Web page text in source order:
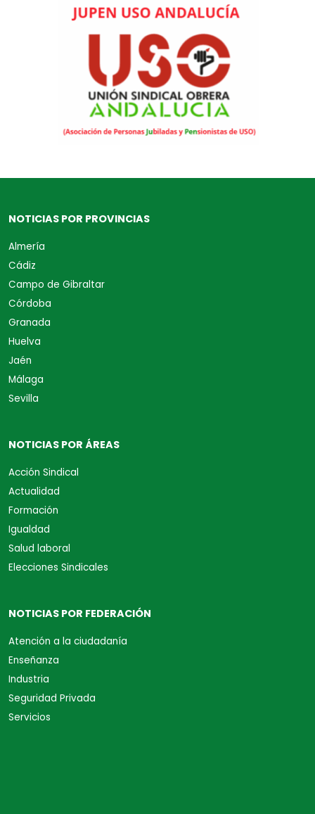
NOTICIAS POR PROVINCIAS
Almería
Cádiz
Campo de Gibraltar
Córdoba
Granada
Huelva
Jaén
Málaga
Sevilla
NOTICIAS POR ÁREAS
Acción Sindical
Actualidad
Formación
Igualdad
Salud laboral
Elecciones Sindicales
NOTICIAS POR FEDERACIÓN
Atención a la ciudadanía
Enseñanza
Industria
Seguridad Privada
Servicios